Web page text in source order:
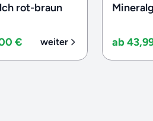
rot-braun
€ weiter ab